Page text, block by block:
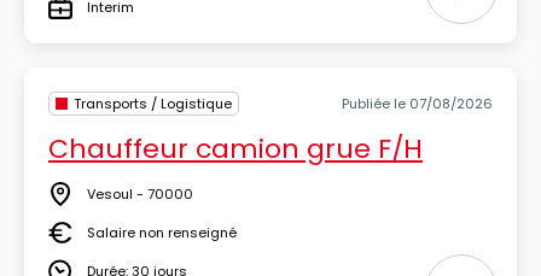
TypeInterim
Transports / Logistique Publiée le 07/08/2026
Chauffeur camion grue F/H
Lieu Vesoul - 70000
SalaireSalaire non renseigné
Durée: 30 jours